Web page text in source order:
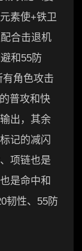
素使+铁卫
合击退机
和55防
角色攻击
普攻和快
出，其余
记的减闪
项链也是
是命中和
韧性、55防